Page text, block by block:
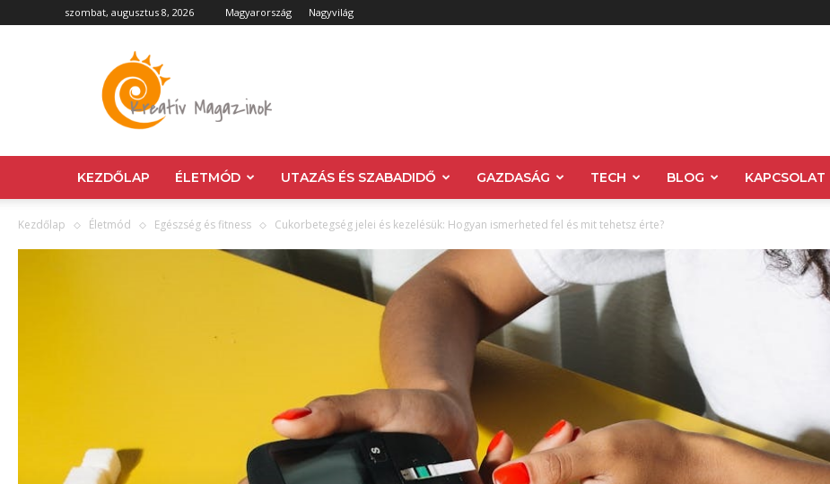
szombat, augusztus 8, 2026 Magyarország Nagyvilág
KEZDŐLAP ÉLETMÓD UTAZÁS ÉS SZABADIDŐ GAZDASÁG TECH BLOG KAPCSOLAT
Kezdőlap Életmód Egészség és fitness Cukorbetegség jelei és kezelésük: Hogyan ismerheted fel és mit tehetsz érte?